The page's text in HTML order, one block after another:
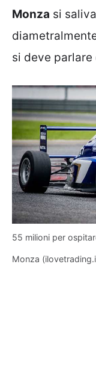
Monza si
si deve
55 milioni per
Monza